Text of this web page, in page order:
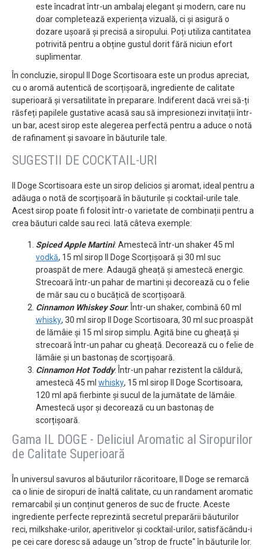
este încadrat într-un ambalaj elegant și modern, care nu
doar completează experiența vizuală, ci și asigură o
dozare ușoară și precisă a siropului. Poți utiliza cantitatea
potrivită pentru a obține gustul dorit fără niciun efort
suplimentar.
În concluzie, siropul Il Doge Scortisoara este un produs apreciat,
cu o aromă autentică de scorțișoară, ingrediente de calitate
superioară și versatilitate în preparare. Indiferent dacă vrei să-ți
răsfeți papilele gustative acasă sau să impresionezi invitații într-
un bar, acest sirop este alegerea perfectă pentru a aduce o notă
de rafinament și savoare în băuturile tale.
SUGESTII DE COCKTAIL-URI
Il Doge Scortisoara este un sirop delicios și aromat, ideal pentru a
adăuga o notă de scorțișoară în băuturile și cocktail-urile tale.
Acest sirop poate fi folosit într-o varietate de combinații pentru a
crea băuturi calde sau reci. Iată câteva exemple:
Spiced Apple Martini: Amestecă într-un shaker 45 ml
vodkă, 15 ml sirop Il Doge Scorțișoară și 30 ml suc
proaspăt de mere. Adaugă gheață și amestecă energic.
Strecoară într-un pahar de martini și decorează cu o felie
de măr sau cu o bucățică de scorțișoară.
Cinnamon Whiskey Sour: Într-un shaker, combină 60 ml
whisky, 30 ml sirop Il Doge Scortisoara, 30 ml suc proaspăt
de lămâie și 15 ml sirop simplu. Agită bine cu gheață și
strecoară într-un pahar cu gheață. Decorează cu o felie de
lămâie și un bastonaș de scorțișoară.
Cinnamon Hot Toddy: Într-un pahar rezistent la căldură,
amestecă 45 ml whisky, 15 ml sirop Il Doge Scortisoara,
120 ml apă fierbinte și sucul de la jumătate de lămâie.
Amestecă ușor și decorează cu un bastonaș de
scorțișoară.
Gama IL DOGE - Deliciul Aromatic al Siropurilor
de Calitate Superioară
În universul savuros al băuturilor răcoritoare, Il Doge se remarcă
ca o linie de siropuri de înaltă calitate, cu un randament aromatic
remarcabil și un conținut generos de suc de fructe. Aceste
ingrediente perfecte reprezintă secretul preparării băuturilor
reci, milkshake-urilor, aperitivelor și cocktail-urilor, satisfăcându-i
pe cei care doresc să adauge un "strop de fructe" în băuturile lor.